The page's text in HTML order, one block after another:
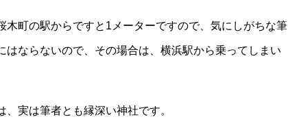
木町の駅からですと1メーターですので、気にしがちな筆
はならないので、その場合は、横浜駅から乗ってしまい
実は筆者とも縁深い神社です。